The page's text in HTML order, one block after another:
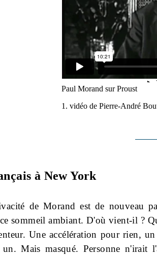
Paul Morand sur Proust
1. vidéo de Pierre-André
à New York
de Morand est de nouveau
sommeil ambiant. D'où vient-il ?
Une accélération pour rien,
un. Mais masqué. Personne n'irait